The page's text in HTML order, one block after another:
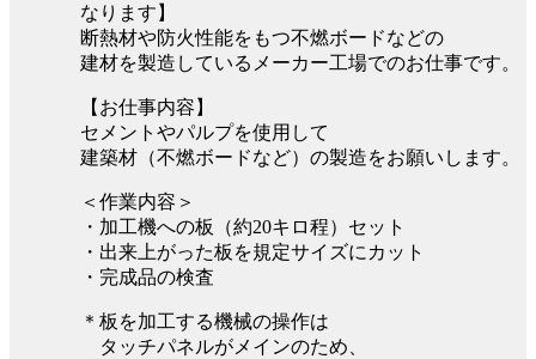
なります】
断熱材や防火性能をもつ不燃ボードなどの
建材を製造しているメーカー工場でのお仕事です。
【お仕事内容】
セメントやパルプを使用して
建築材（不燃ボードなど）の製造をお願いします。
＜作業内容＞
・加工機への板（約20キロ程）セット
・出来上がった板を規定サイズにカット
・完成品の検査
＊板を加工する機械の操作は
タッチパネルがメインのため、